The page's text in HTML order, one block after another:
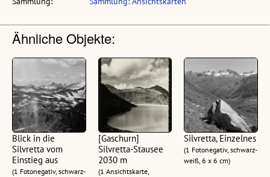
Ähnliche Objekte:
Blick in die
Silvretta vom
Einstieg aus
(1 Fotonegativ, schwarz-
[Gaschurn]
Silvretta-Stausee
2030 m
(1 Ansichtskarte,
Silvretta, Einzelnes
(1 Fotonegativ, schwarz-
weiß, 6 x 6 cm)